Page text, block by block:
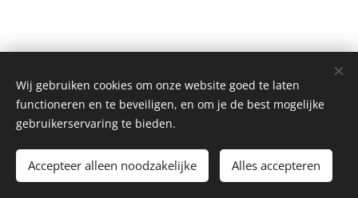
©2026 Mac Kers, Lelystad
Mogelijk gemaakt doorWebnode Cookies
Wij gebruiken cookies om onze website goed te laten
functioneren en te beveiligen, en om je de best mogelijke
gebruikerservaring te bieden.
Accepteer alleen noodzakelijke Alles accepteren